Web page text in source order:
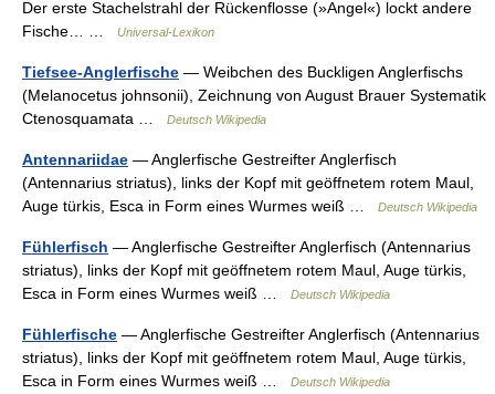
Der erste Stachelstrahl der Rückenflosse (»Angel«) lockt andere
Fische… …
Universal-Lexikon
Tiefsee-Anglerfische — Weibchen des Buckligen Anglerfischs
(Melanocetus johnsonii), Zeichnung von August Brauer Systematik
Ctenosquamata …
Deutsch Wikipedia
Antennariidae — Anglerfische Gestreifter Anglerfisch
(Antennarius striatus), links der Kopf mit geöffnetem rotem Maul,
Auge türkis, Esca in Form eines Wurmes weiß …
Deutsch Wikipedia
Fühlerfisch — Anglerfische Gestreifter Anglerfisch (Antennarius
striatus), links der Kopf mit geöffnetem rotem Maul, Auge türkis,
Esca in Form eines Wurmes weiß …
Deutsch Wikipedia
Fühlerfische — Anglerfische Gestreifter Anglerfisch (Antennarius
striatus), links der Kopf mit geöffnetem rotem Maul, Auge türkis,
Esca in Form eines Wurmes weiß …
Deutsch Wikipedia